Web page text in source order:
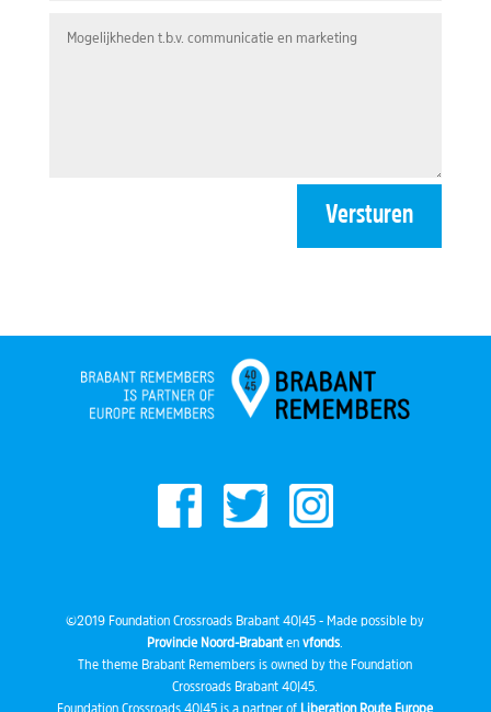
Versturen
©2019 Foundation Crossroads Brabant 40|45 - Made possible by
Provincie Noord-Brabantenvfonds.
The theme Brabant Remembers is owned by the Foundation
Crossroads Brabant 40|45.